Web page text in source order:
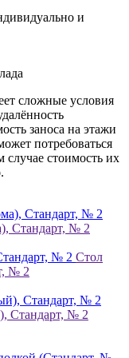
и
сложные условия
заноса на этажи
потребоваться
стоимость их
Стандарт, № 2
Стол
№ 2
Стандарт, № 2